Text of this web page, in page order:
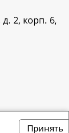
2, корп. 6,
права
Принять